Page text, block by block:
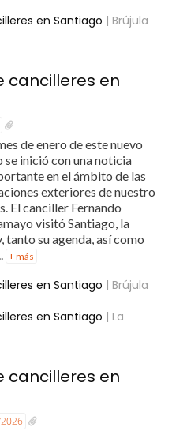
en Santiago | Brújula
cancilleres en
de enero de este nuevo
se inició con una noticia
en el ámbito de las
exteriores de nuestro
El canciller Fernando
visitó Santiago, la
tanto su agenda, así como
+ más
en Santiago | Brújula
en Santiago | La
cancilleres en